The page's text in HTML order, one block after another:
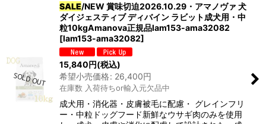
SALE/NEW 賞味切迫2026.10.29・アマノヴァ 犬
ダイジェスティブ ディバイン ラビット成犬用・中
粒10kgAmanova正規品lam153-ama32082
[lam153-ama32082]
15,840円(税込)
希望小売価格: 26,400円
在庫数 入荷待ちor輸入元欠品中
成犬用・消化器・皮膚被毛に配慮・ グレインフリ
ー・中粒ドッグフード新鮮なウサギ肉のみを使用